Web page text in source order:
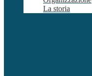
La storia